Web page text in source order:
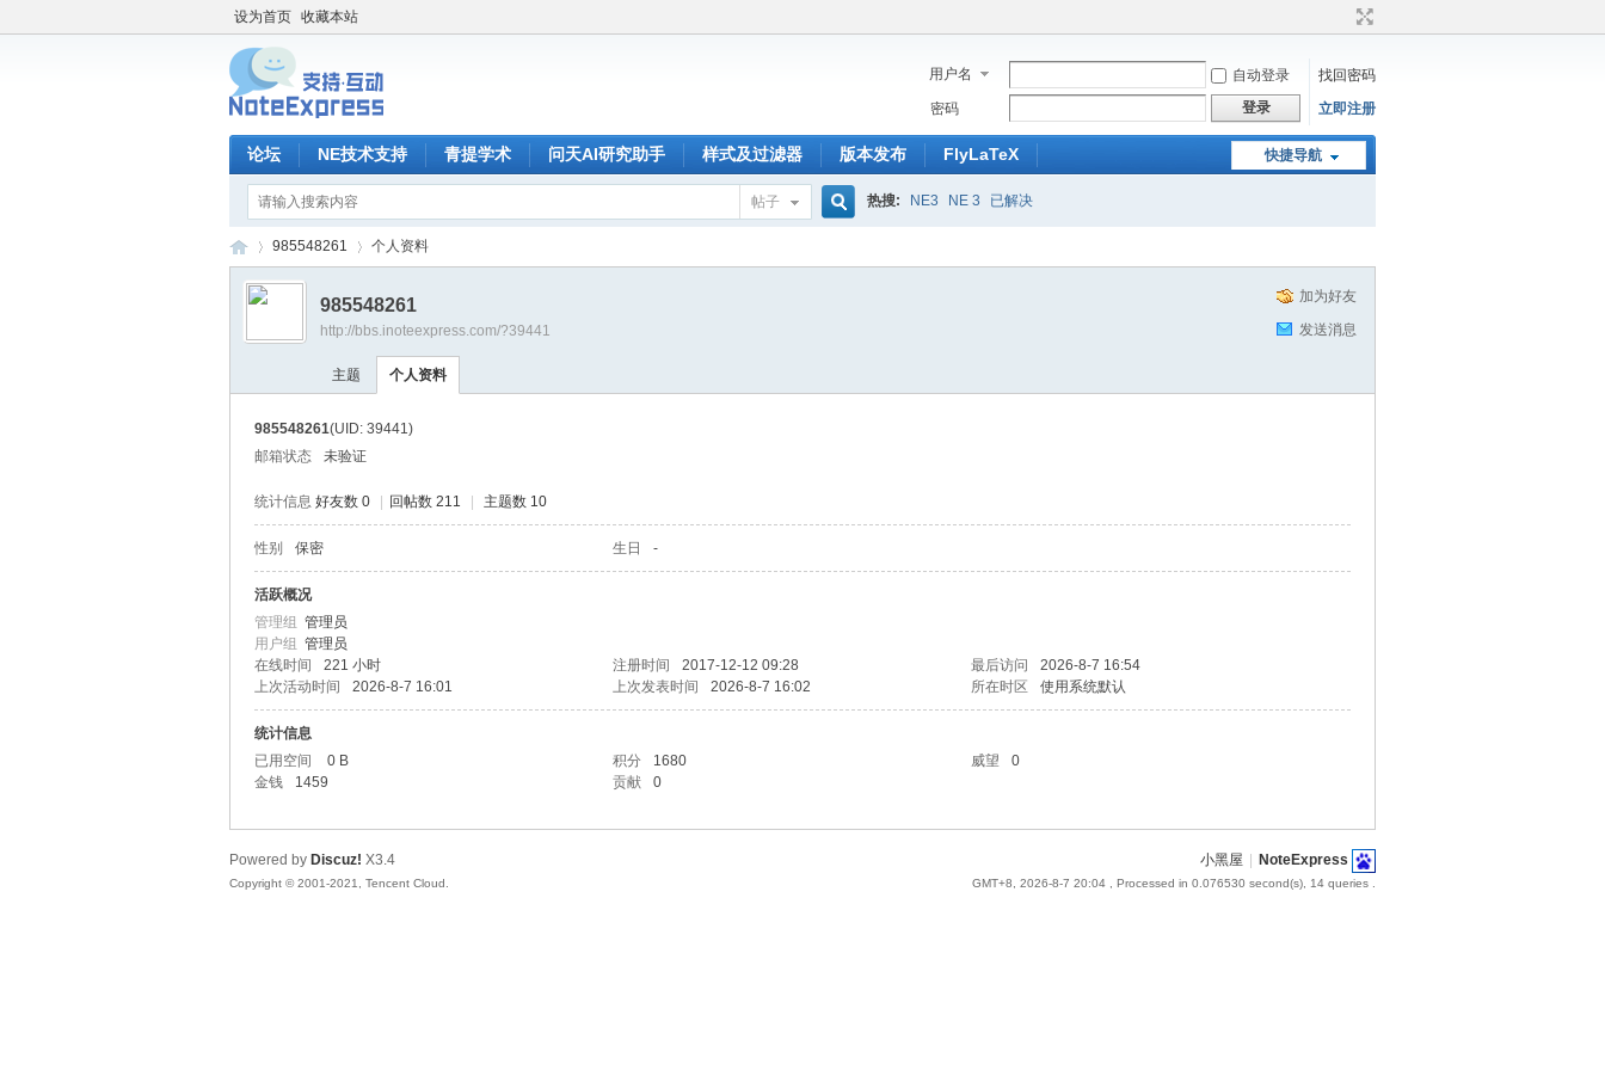
设为首页 收藏本站
用户名 自动登录
找回密码
密码
登录 立即注册
快捷导航
论坛 NE技术支持 青提学术 问天AI研究助手 样式及过滤器 版本发布 FlyLaTeX
帖子 热搜: NE3 NE 3 已解决
No
Ex
›
985548261 个人资料
加为好友
发送消息
985548261
http://bbs.inoteexpress.com/?39441
主题 个人资料
985548261(UID: 39441)
邮箱状态
未验证
统计信息 好友数 0 回帖数 211 主题数 10
性别 保密 生日 -
活跃概况
管理组 管理员
用户组 管理员
在线时间
221 小时 注册时间 2017-12-12 09:28 最后访问
2026-8-7 16:54
上次活动时间
2026-8-7 16:01 上次发表时间 2026-8-7 16:02 所在时区 使用系统默认
统计信息
已用空间
0 B 积分 1680 威望
0
金钱
1459 贡献 0
小黑屋 NoteExpress
GMT+8, 2026-8-7 20:04 , Processed in 0.076530 second(s), 14 queries .
Powered by Discuz! X3.4
Copyright © 2001-2021, Tencent Cloud.